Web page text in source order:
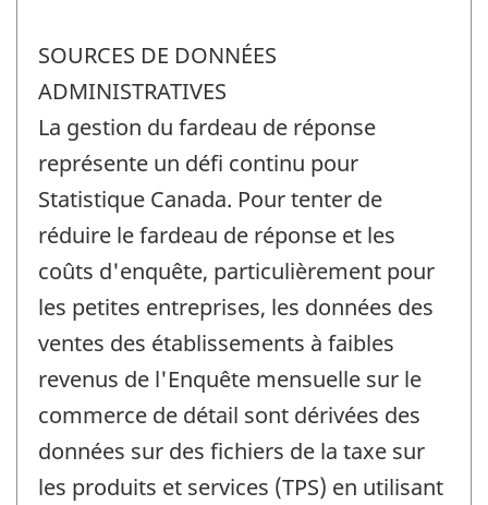
SOURCES DE DONNÉES
ADMINISTRATIVES
La gestion du fardeau de réponse
représente un défi continu pour
Statistique Canada. Pour tenter de
réduire le fardeau de réponse et les
coûts d'enquête, particulièrement pour
les petites entreprises, les données des
ventes des établissements à faibles
revenus de l'Enquête mensuelle sur le
commerce de détail sont dérivées des
données sur des fichiers de la taxe sur
les produits et services (TPS) en utilisant